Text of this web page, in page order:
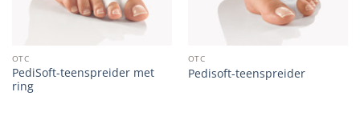
OTC
PediSoft-teenspreider met
ring
OTC
Pedisoft-teenspreider